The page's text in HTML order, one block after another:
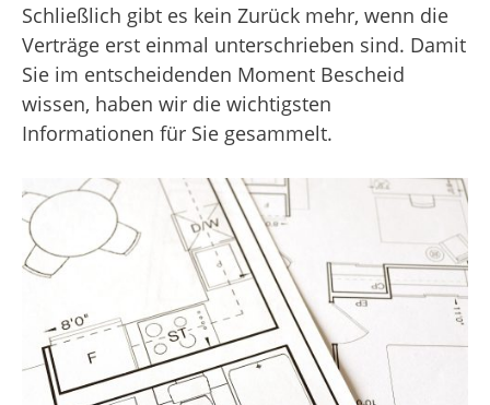
Schließlich gibt es kein Zurück mehr, wenn die
Verträge erst einmal unterschrieben sind. Damit
Sie im entscheidenden Moment Bescheid
wissen, haben wir die wichtigsten
Informationen für Sie gesammelt.